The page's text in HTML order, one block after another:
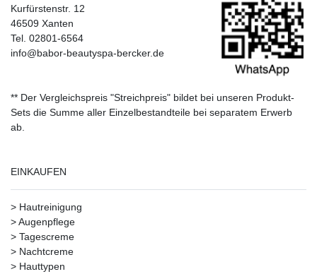
Kurfürstenstr. 12
46509 Xanten
Tel. 02801-6564
info@babor-beautyspa-bercker.de
** Der Vergleichspreis "Streichpreis" bildet bei unseren Produkt-
Sets die Summe aller Einzelbestandteile bei separatem Erwerb
ab.
EINKAUFEN
> Hautreinigung
>Augenpflege
> Tagescreme
> Nachtcreme
> Hauttypen